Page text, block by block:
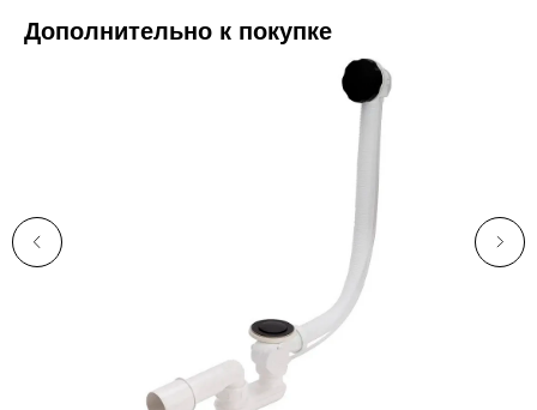
Дополнительно к покупке